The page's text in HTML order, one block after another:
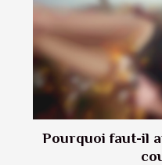
Pourquoi faut-il